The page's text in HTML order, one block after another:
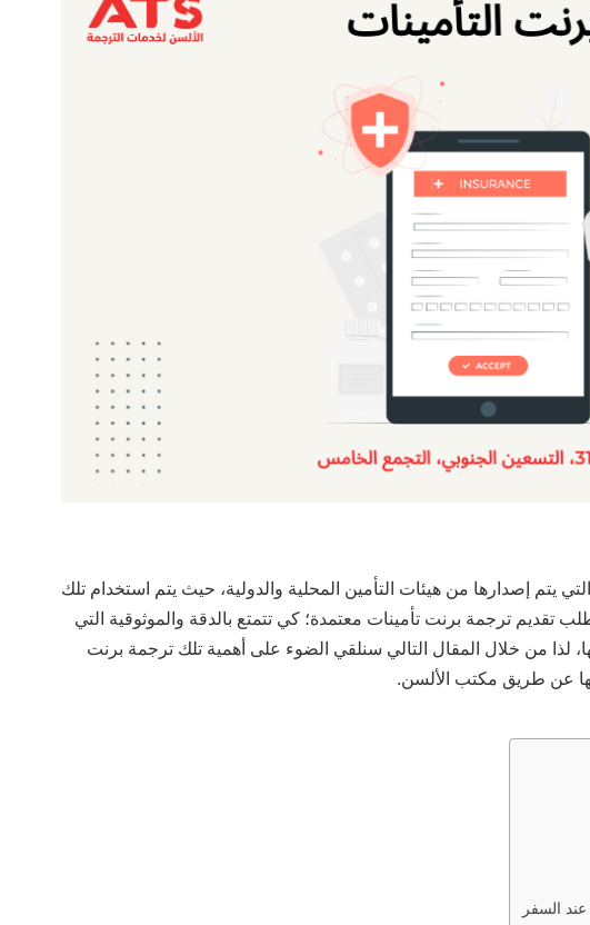
يتم إصدارها من هيئات التأمين المحلية والدولية، حيث يتم استخدام تلك
تقديم ترجمة برنت تأمينات معتمدة؛ كي تتمتع بالدقة والموثوقية التي
لذا من خلال المقال التالي سنلقي الضوء على أهمية تلك ترجمة برنت
لها عن طريق مكتب الألسن.
السفر